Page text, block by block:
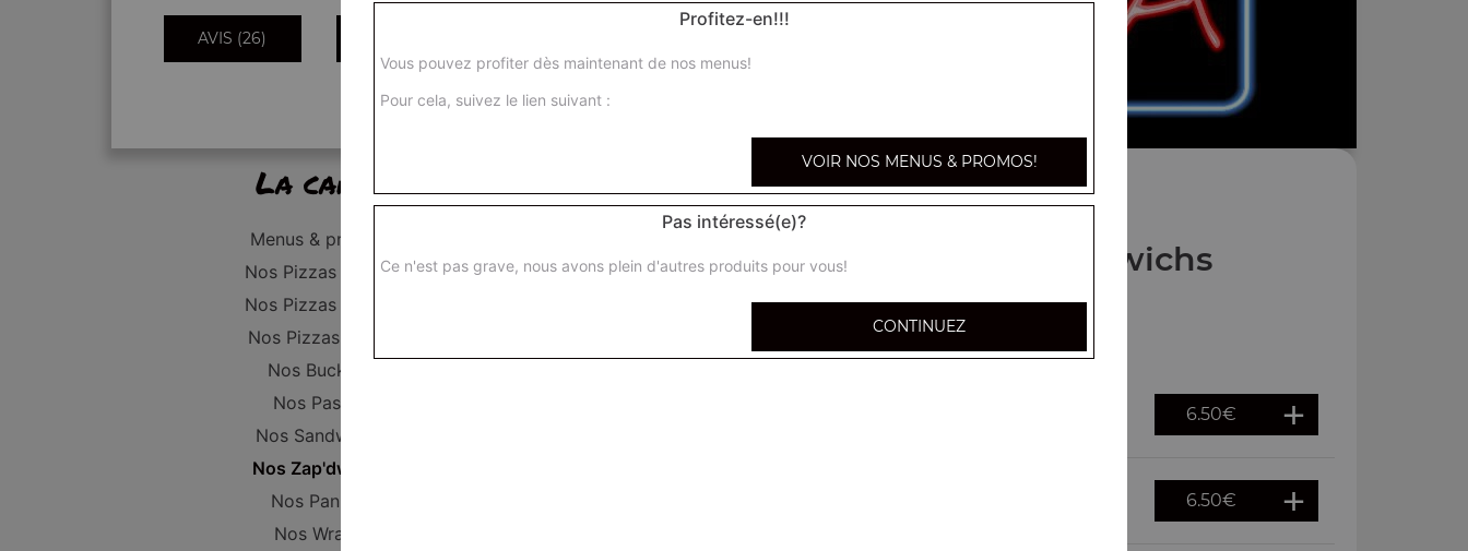
AVIS (26)
La carte
Menus & promos
Nos Pizzas Junior
Nos Pizzas Senior
Nos Pizzas Méga
Nos Buckets
Nos Pastas
Nos Sandwichs
Nos Zap'dwichs
Nos Paninis
Nos Wraps
Nos Zap'dwichs
6.50€
6.50€
Profitez-en!!!
Vous pouvez profiter dès maintenant de nos menus!
Pour cela, suivez le lien suivant :
VOIR NOS MENUS & PROMOS!
Pas intéressé(e)?
Ce n'est pas grave, nous avons plein d'autres produits pour vous!
CONTINUEZ